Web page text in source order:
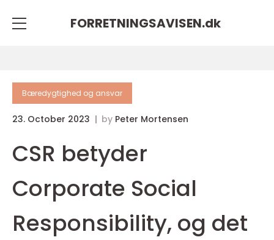
FORRETNINGSAVISEN.dk
Bæredygtighed og ansvar
23. October 2023 by Peter Mortensen
CSR betyder
Corporate Social
Responsibility, og det